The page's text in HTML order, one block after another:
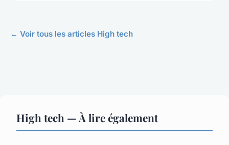
← Voir tous les articles High tech
High tech — À lire également